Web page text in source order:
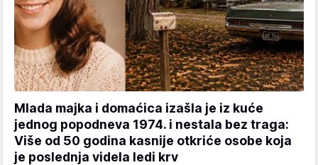
Mlada majka i domaćica izašla je iz kuće
jednog popodneva 1974. i nestala bez traga:
Više od 50 godina kasnije otkriće osobe koja
je poslednja videla ledi krv